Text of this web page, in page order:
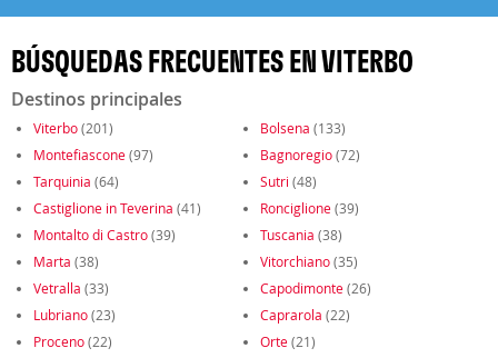
BÚSQUEDAS FRECUENTES EN VITERBO
Destinos principales
Viterbo(201) Bolsena (133)
Montefiascone(97) Bagnoregio(72)
Tarquinia (64) Sutri (48)
Castiglione in Teverina (41) Ronciglione(39)
Montalto di Castro(39) Tuscania (38)
Marta (38) Vitorchiano(35)
Vetralla (33) Capodimonte(26)
Lubriano(23) Caprarola (22)
Proceno(22) Orte(21)